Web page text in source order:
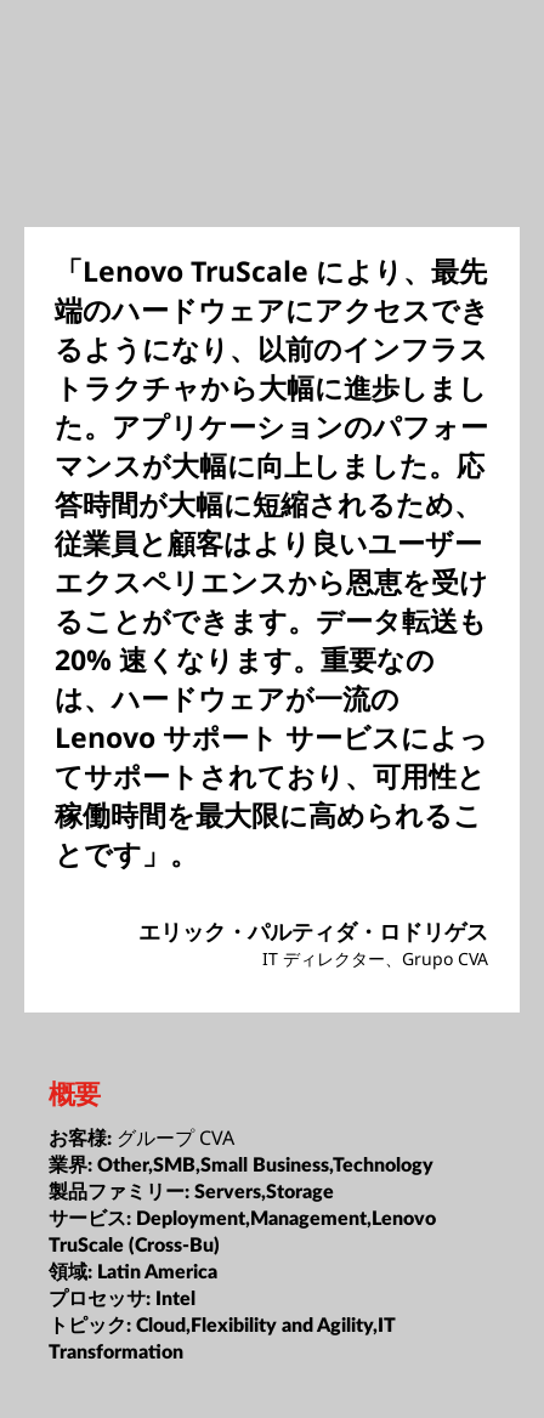
「Lenovo TruScale により、最先
端のハードウェアにアクセスでき
るようになり、以前のインフラス
トラクチャから大幅に進歩しまし
た。アプリケーションのパフォー
マンスが大幅に向上しました。応
答時間が大幅に短縮されるため、
従業員と顧客はより良いユーザー
エクスペリエンスから恩恵を受け
ることができます。データ転送も
20% 速くなります。重要なの
は、ハードウェアが一流の
Lenovo サポート サービスによっ
てサポートされており、可用性と
稼働時間を最大限に高められるこ
とです」。
エリック・パルティダ・ロドリゲス
IT ディレクター、Grupo CVA
概要
お客様: グループ CVA
業界: Other,SMB,Small Business,Technology
製品ファミリー: Servers,Storage
サービス: Deployment,Management,Lenovo
TruScale (Cross-Bu)
領域: Latin America
プロセッサ: Intel
トピック: Cloud,Flexibility and Agility,IT
Transformation